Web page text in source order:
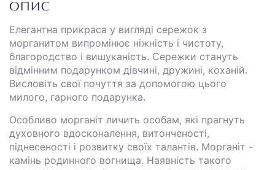
ОПИС
Елегантна прикраса у вигляді сережок з
морганитом випромінює ніжність і чистоту,
благородство і вишуканість. Сережки стануть
відмінним подарунком дівчині, дружині, коханій.
Висловіть свої почуття за допомогою цього
милого, гарного подарунка.
Особливо морганіт личить особам, які прагнуть
духовного вдосконалення, витонченості,
піднесеності і розвитку своїх талантів. Морганіт -
камінь родинного вогнища. Наявність такого